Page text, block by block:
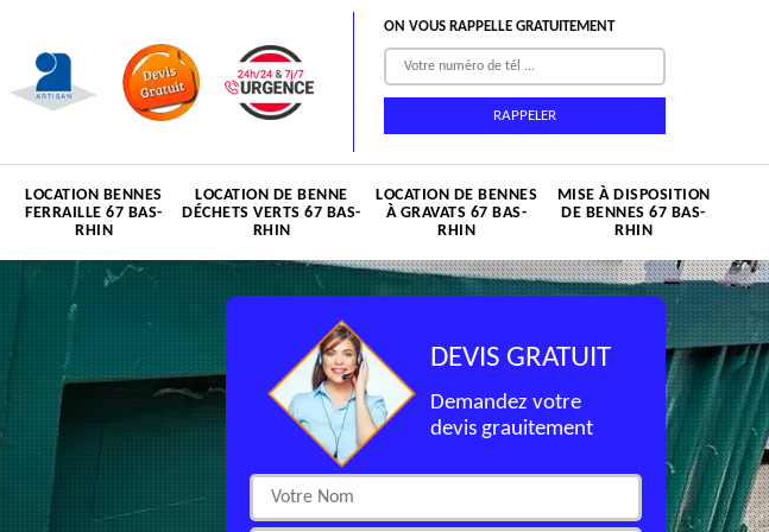
ON VOUS RAPPELLE GRATUITEMENT
LOCATION BENNES
FERRAILLE 67 BAS-
RHIN
LOCATION DE BENNE
DÉCHETS VERTS 67 BAS-
RHIN
LOCATION DE BENNES
À GRAVATS 67 BAS-
RHIN
MISE À DISPOSITION
DE BENNES 67 BAS-
RHIN
DEVIS GRATUIT
Demandez votre
devis grauitement